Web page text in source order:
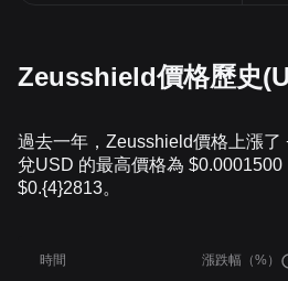
Zeusshield價格歷史
過去一年，Zeusshield價格上漲了
兌USD 的最高價格為
$0.{4}2813。
時間 漲跌幅（%）